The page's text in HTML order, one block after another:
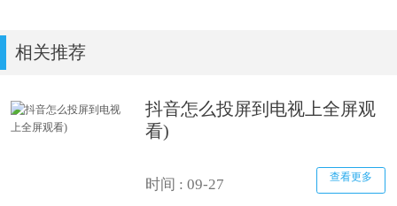
相关推荐
抖音怎么投屏到电视上全屏观
看)
时间 : 09-27 查看更多